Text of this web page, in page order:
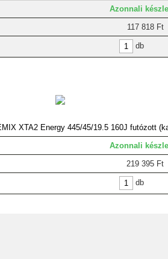
Azonnali
117 818 Ft
db
XTA2 Energy 445/45/19.5 160J futózott
Azonnali
219 395 Ft
db